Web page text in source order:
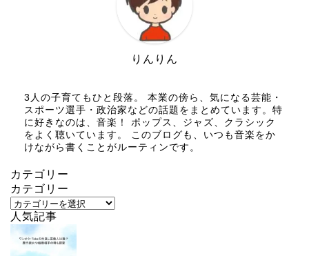
りんりん
3人の子育てもひと段落。 本業の傍ら、気になる芸能・
スポーツ選手・政治家などの話題をまとめています。特
に好きなのは、音楽！ ポップス、ジャズ、クラシック
をよく聴いています。 このブログも、いつも音楽をか
けながら書くことがルーティンです。
カテゴリー
カテゴリー
人気記事